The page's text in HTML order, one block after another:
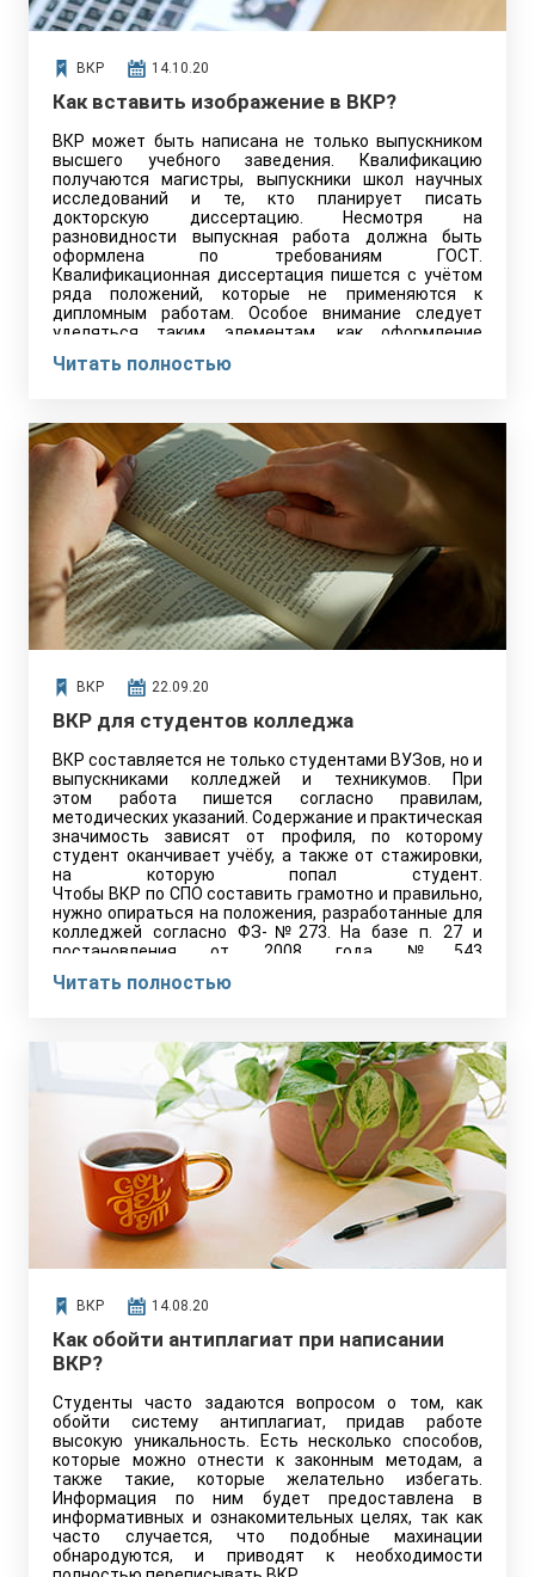
ВКР 14.10.20
Как вставить изображение в ВКР?
ВКР может быть написана не только выпускником
высшего учебного заведения. Квалификацию
получаются магистры, выпускники школ научных
исследований и те, кто планирует писать
докторскую диссертацию. Несмотря на
разновидности выпускная работа должна быть
оформлена по требованиям ГОСТ.
Квалификационная диссертация пишется с учётом
ряда положений, которые не применяются к
дипломным работам. Особое внимание следует
уделяться таким элементам, как оформление
Читать полностью
ВКР 22.09.20
ВКР для студентов колледжа
ВКР составляется не только студентами ВУЗов, но и
выпускниками колледжей и техникумов. При
этом работа пишется согласно правилам,
методических указаний. Содержание и практическая
значимость зависят от профиля, по которому
студент оканчивает учёбу, а также от стажировки,
на которую попал студент.
Чтобы ВКР по СПО составить грамотно и правильно,
нужно опираться на положения, разработанные для
колледжей согласно ФЗ-№273. На базе п. 27 и
постановления от 2008 года №543
стандартам ФГОС СПО.
Читать полностью
ВКР 14.08.20
Как обойти антиплагиат при написании
ВКР?
Студенты часто задаются вопросом о том, как
обойти систему антиплагиат, придав работе
высокую уникальность. Есть несколько способов,
которые можно отнести к законным методам, а
также такие, которые желательно избегать.
Информация по ним будет предоставлена в
информативных и ознакомительных целях, так как
часто случается, что подобные махинации
обнародуются, и приводят к необходимости